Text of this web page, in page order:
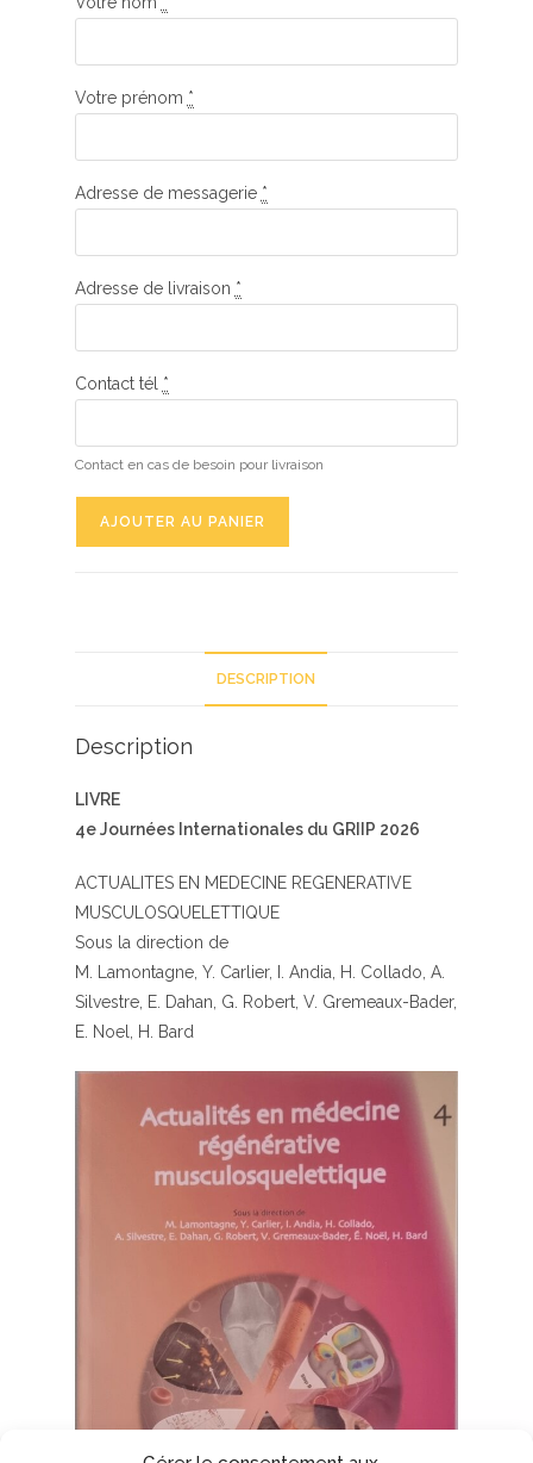
Votre prénom *
Adresse de messagerie *
Adresse de livraison *
Contact tél *
Contact en cas de besoin pour livraison
AJOUTER AU PANIER
DESCRIPTION
Description
LIVRE
4e Journées Internationales du GRIIP 2026
ACTUALITES EN MEDECINE REGENERATIVE
MUSCULOSQUELETTIQUE
Sous la direction de
M. Lamontagne, Y. Carlier, I. Andia, H. Collado, A.
Silvestre, E. Dahan, G. Robert, V. Gremeaux-Bader,
E. Noel, H. Bard